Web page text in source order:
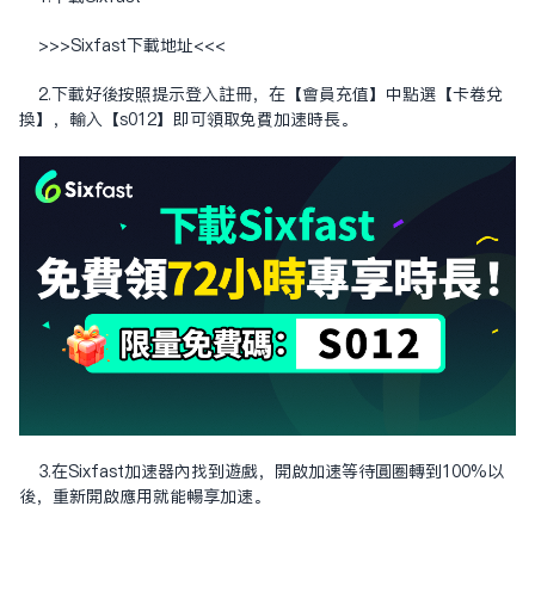
>>>Sixfast下载地址<<<
2.下載好後按照提示登入註冊，在【會員充值】中點選【卡卷兌
換】，輸入【s012】即可領取免費加速時長。
3.在Sixfast加速器內找到遊戲，開啟加速等待圓圈轉到100%以
後，重新開啟應用就能暢享加速。